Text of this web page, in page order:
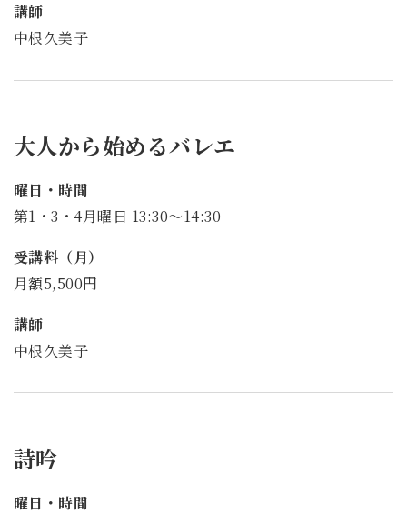
講師
中根久美子
大人から始めるバレエ
曜日・時間
第1・3・4月曜日 13:30～14:30
受講料（月）
月額5,500円
講師
中根久美子
詩吟
曜日・時間